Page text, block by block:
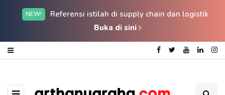
NEW!
Referensi istilah di supply chain dan logistik
Buka di sini